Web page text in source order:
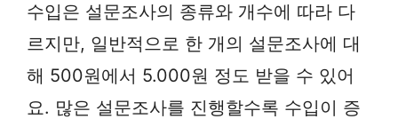
수입은 설문조사의 종류와 개수에 따라 다
르지만, 일반적으로 한 개의 설문조사에 대
해 500원에서 5.000원 정도 받을 수 있어
요. 많은 설문조사를 진행할수록 수입이 증